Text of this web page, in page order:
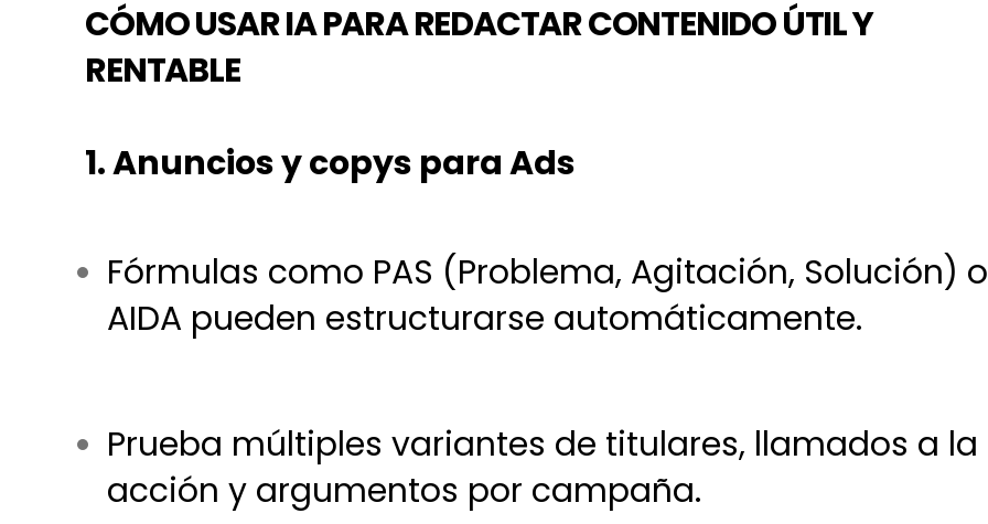
CÓMO USAR IA PARA REDACTAR CONTENIDO ÚTIL Y
RENTABLE
1. Anuncios y copys para Ads
Fórmulas como PAS (Problema, Agitación, Solución) o
AIDA pueden estructurarse automáticamente.
Prueba múltiples variantes de titulares, llamados a la
acción y argumentos por campaña.